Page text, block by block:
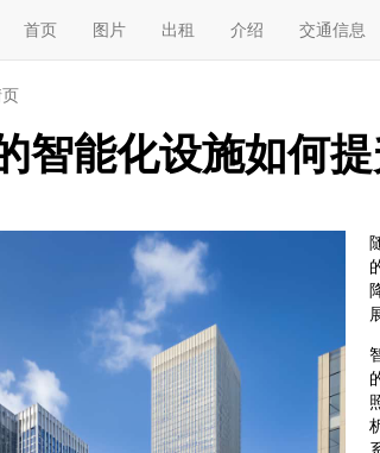
首页 图片 出租 介绍 交通信息
智能化设施如何